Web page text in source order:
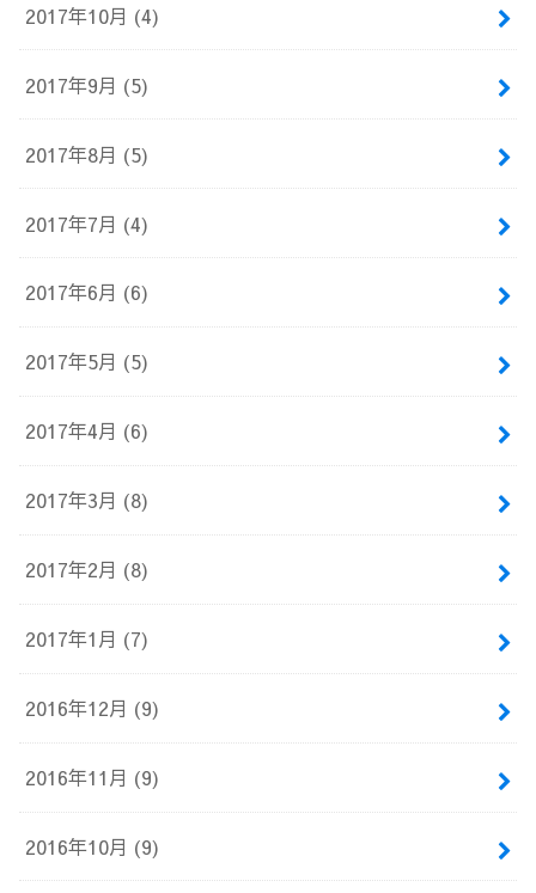
2017年10月 (4)
2017年9月 (5)
2017年8月 (5)
2017年7月 (4)
2017年6月 (6)
2017年5月 (5)
2017年4月 (6)
2017年3月 (8)
2017年2月 (8)
2017年1月 (7)
2016年12月 (9)
2016年11月 (9)
2016年10月 (9)